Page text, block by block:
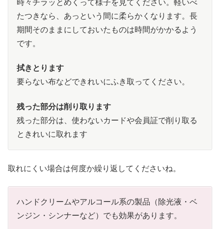
時々チラッとめくって様子を見てください。軽いべ
たつきなら、あっという間に柔らかくなります。長
期間そのままにしておいたものは時間がかかるよう
です。
拭きとります
要らない布などできれいにふき取ってください。
残った部分は削り取ります
残った部分は、使わないカードや会員証で削り取る
ときれいに取れます
取れにくい場合は何度か繰り返してくださいね。
ハンドクリームやアルコール系の製品（除光液・ベ
ンジン・シンナーなど）でも効果があります。